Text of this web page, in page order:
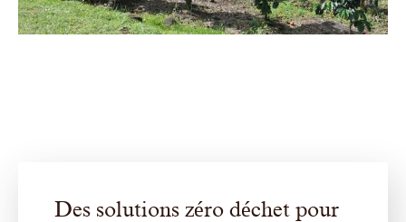
Des solutions zéro déchet pour